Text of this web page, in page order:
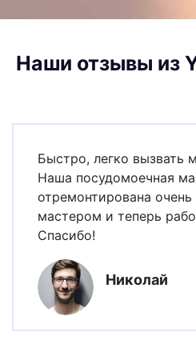
Наши отзывы из
Быстро, легко вызвать
Наша посудомоечная
отремонтирована
мастером и теперь
Спасибо!
Николай